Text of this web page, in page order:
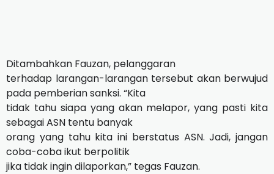
Ditambahkan Fauzan, pelanggaran
terhadap larangan-larangan tersebut akan berwujud
pada pemberian sanksi. “Kita
tidak tahu siapa yang akan melapor, yang pasti kita
sebagai ASN tentu banyak
orang yang tahu kita ini berstatus ASN. Jadi, jangan
coba-coba ikut berpolitik
jika tidak ingin dilaporkan,” tegas Fauzan.